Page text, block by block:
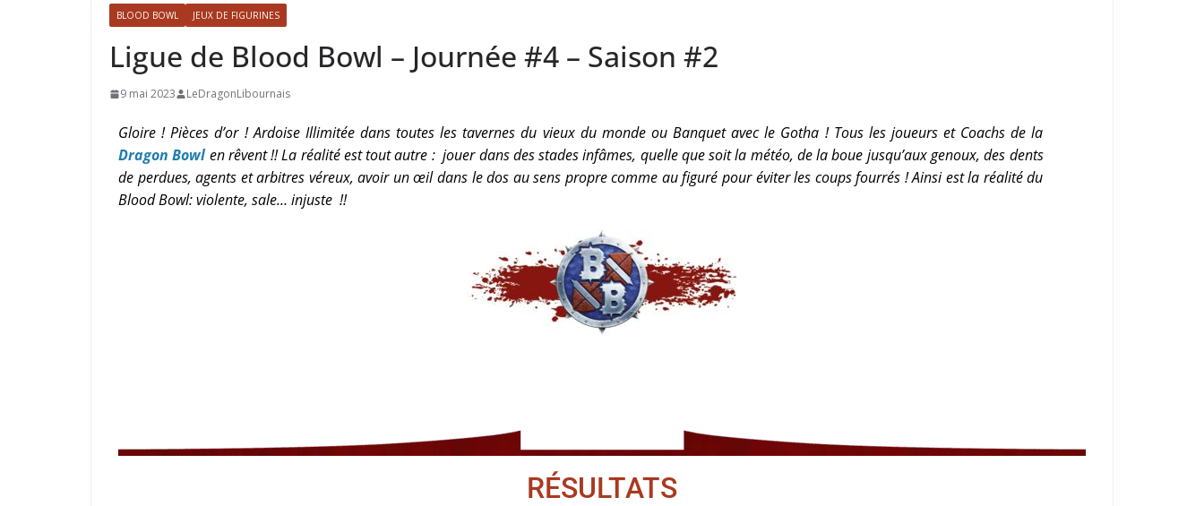
BLOOD BOWL JEUX DE FIGURINES
Ligue de Blood Bowl – Journée #4 – Saison #2
9 mai 2023 LeDragonLibournais
Gloire ! Pièces d’or ! Ardoise Illimitée dans toutes les tavernes du vieux du monde ou Banquet avec le Gotha ! Tous les joueurs et Coachs de la
Dragon Bowl en rêvent !! La réalité est tout autre : jouer dans des stades infâmes, quelle que soit la météo, de la boue jusqu’aux genoux, des dents
de perdues, agents et arbitres véreux, avoir un œil dans le dos au sens propre comme au figuré pour éviter les coups fourrés ! Ainsi est la réalité du
Blood Bowl: violente, sale… injuste !!
RÉSULTATS